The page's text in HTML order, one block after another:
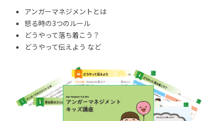
アンガーマネジメントとは
怒る時の3つのルール
どうやって落ち着こう？
どうやって伝えよう など